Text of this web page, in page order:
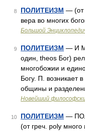
8 ПОЛИТЕИЗМ — (от
вера во многих
Большой
9 ПОЛИТЕИЗМ — И
один, theos Бог)
многобожии и
Богу. П. возникает
общины и
Новейший
10 ПОЛИТЕИЗМ —
(от греч. poly